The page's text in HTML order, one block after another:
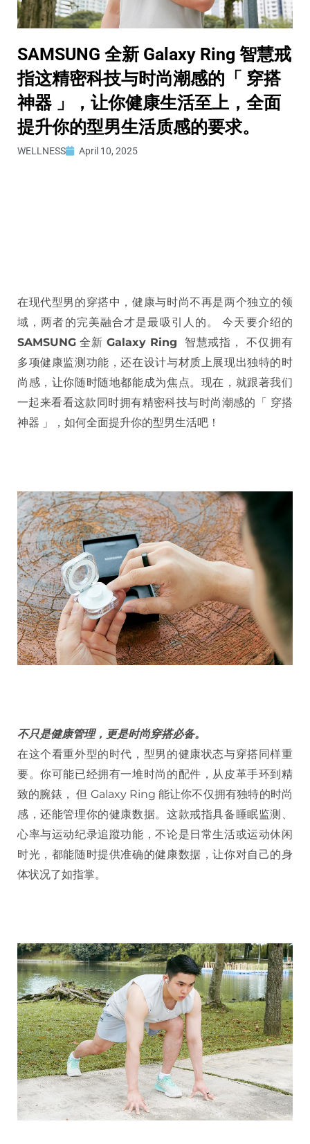
SAMSUNG 全新 Galaxy Ring 智慧戒
指这精密科技与时尚潮感的「 穿搭
神器 」，让你健康生活至上，全面
提升你的型男生活质感的要求。
WELLNESS April 10, 2025
在现代型男的穿搭中，健康与时尚不再是两个独立的领
域，两者的完美融合才是最吸引人的。 今天要介绍的
SAMSUNG 全新 Galaxy Ring
智慧戒指， 不仅拥有
多项健康监测功能，还在设计与材质上展现出独特的时
尚感，让你随时随地都能成为焦点。现在，就跟著我们
一起来看看这款同时拥有精密科技与时尚潮感的「 穿搭
神器 」，如何全面提升你的型男生活吧！
不只是健康管理，更是时尚穿搭必备。
在这个看重外型的时代，型男的健康状态与穿搭同样重
要。你可能已经拥有一堆时尚的配件，从皮革手环到精
致的腕錶， 但 Galaxy Ring 能让你不仅拥有独特的时尚
感，还能管理你的健康数据。这款戒指具备睡眠监测、
心率与运动纪录追蹤功能，不论是日常生活或运动休闲
时光，都能随时提供准确的健康数据，让你对自己的身
体状况了如指掌。